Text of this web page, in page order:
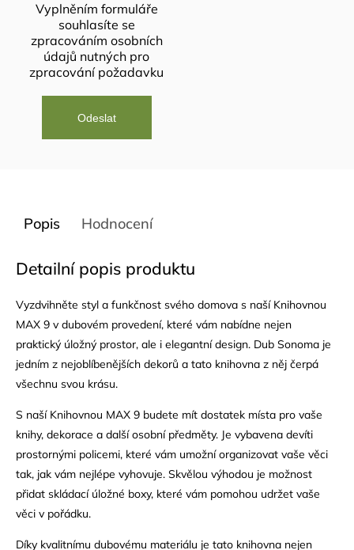
Vyplněním formuláře
souhlasíte se
zpracováním osobních
údajů nutných pro
zpracování požadavku
Popis Hodnocení
Detailní popis produktu
Vyzdvihněte styl a funkčnost svého domova s naší Knihovnou
MAX 9 v dubovém provedení, které vám nabídne nejen
praktický úložný prostor, ale i elegantní design. Dub Sonoma je
jedním z nejoblíbenějších dekorů a tato knihovna z něj čerpá
všechnu svou krásu.
S naší Knihovnou MAX 9 budete mít dostatek místa pro vaše
knihy, dekorace a další osobní předměty. Je vybavena devíti
prostornými policemi, které vám umožní organizovat vaše věci
tak, jak vám nejlépe vyhovuje. Skvělou výhodou je možnost
přidat skládací úložné boxy, které vám pomohou udržet vaše
věci v pořádku.
Díky kvalitnímu dubovému materiálu je tato knihovna nejen